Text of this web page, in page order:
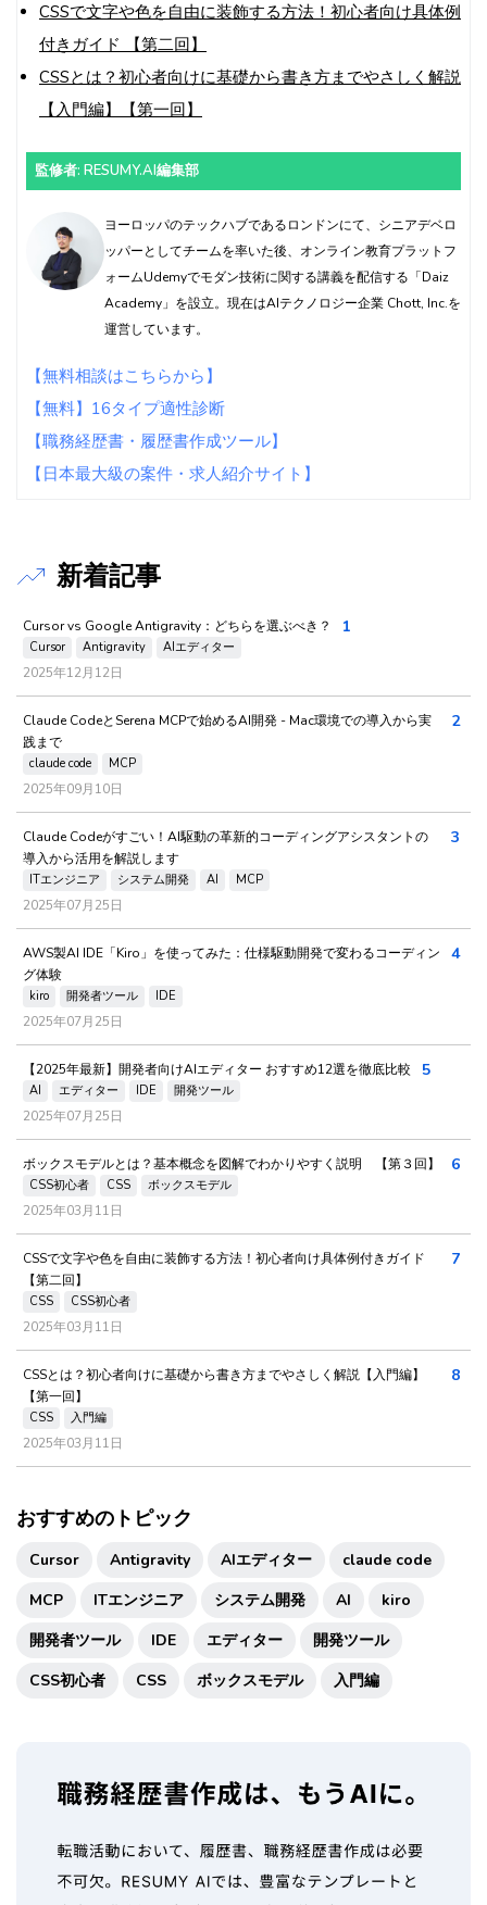
CSSで文字や色を自由に装飾する方法！初心者向け具体例
付きガイド 【第二回】
CSSとは？初心者向けに基礎から書き方までやさしく解説
【入門編】【第一回】
監修者: RESUMY.AI編集部
ヨーロッパのテックハブであるロンドンにて、シニアデベロ
ッパーとしてチームを率いた後、オンライン教育プラットフ
ォームUdemyでモダン技術に関する講義を配信する「Daiz
Academy」を設立。現在はAIテクノロジー企業 Chott, Inc.を
運営しています。
【無料相談はこちらから】
【無料】16タイプ適性診断
【職務経歴書・履歴書作成ツール】
【日本最大級の案件・求人紹介サイト】
新着記事
Cursor vs Google Antigravity：どちらを選ぶべき？
Cursor Antigravity AIエディター
2025年12月12日
1
Claude CodeとSerena MCPで始めるAI開発 - Mac環境での導入から実
践まで
claude code MCP
2025年09月10日
2
Claude Codeがすごい！AI駆動の革新的コーディングアシスタントの
導入から活用を解説します
ITエンジニア システム開発 AI MCP
2025年07月25日
3
AWS製AI IDE「Kiro」を使ってみた：仕様駆動開発で変わるコーディン
グ体験
kiro 開発者ツール IDE
2025年07月25日
4
【2025年最新】開発者向けAIエディター おすすめ12選を徹底比較
AI エディター IDE 開発ツール
2025年07月25日
5
ボックスモデルとは？基本概念を図解でわかりやすく説明 【第３回】
CSS初心者 CSS ボックスモデル
2025年03月11日
6
CSSで文字や色を自由に装飾する方法！初心者向け具体例付きガイド
【第二回】
CSS CSS初心者
2025年03月11日
7
CSSとは？初心者向けに基礎から書き方までやさしく解説【入門編】
【第一回】
CSS 入門編
2025年03月11日
8
おすすめのトピック
Cursor Antigravity AIエディター
claude code
MCP
ITエンジニア システム開発 AI
kiro
開発者ツール
IDE エディター
開発ツール
CSS初心者
CSS ボックスモデル 入門編